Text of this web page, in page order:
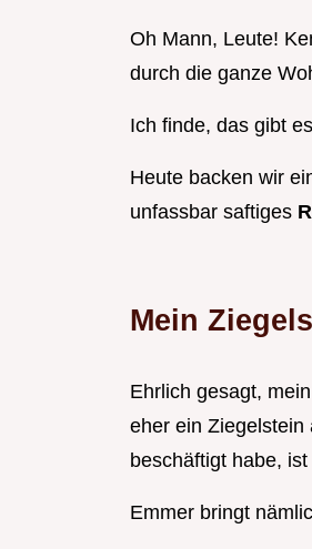
Oh Mann, Leute!
durch die ganze
Ich finde, das gibt
Heute backen wir
unfassbar saftiges
Mein
Ehrlich gesagt,
eher ein Ziegelstein
beschäftigt habe,
Emmer bringt